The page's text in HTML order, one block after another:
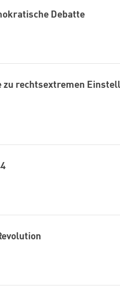
Debatte
zu rechtsextremen